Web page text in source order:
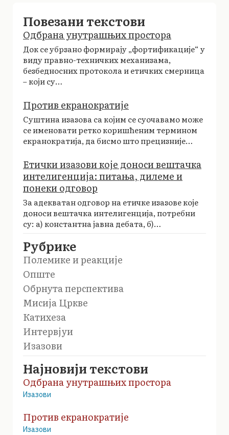
Повезани текстови
Одбрана унутрашњих простора
Док се убрзано формирају „фортификације“ у
виду правно-техничких механизама,
безбедносних протокола и етичких смерница
– који су…
Против екранократије
Суштина изазова са којим се суочавамо може
се именовати ретко коришћеним термином
екранократија, да бисмо што прецизније…
Етички изазови које доноси вештачка
интелигенција: питања, дилеме и
понеки одговор
За адекватан одговор на етичке изазове које
доноси вештачка интелигенција, потребни
су: а) константна јавна дебата, б)…
Рубрике
Полемике и реакције
Опште
Обрнута перспектива
Мисија Цркве
Катихеза
Интервјуи
Изазови
Најновији текстови
Одбрана унутрашњих простора
Изазови
Против екранократије
Изазови